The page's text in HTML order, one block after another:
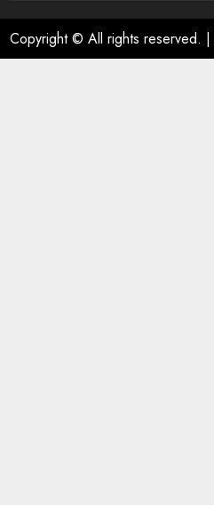
Copyright © All rights reserved. |